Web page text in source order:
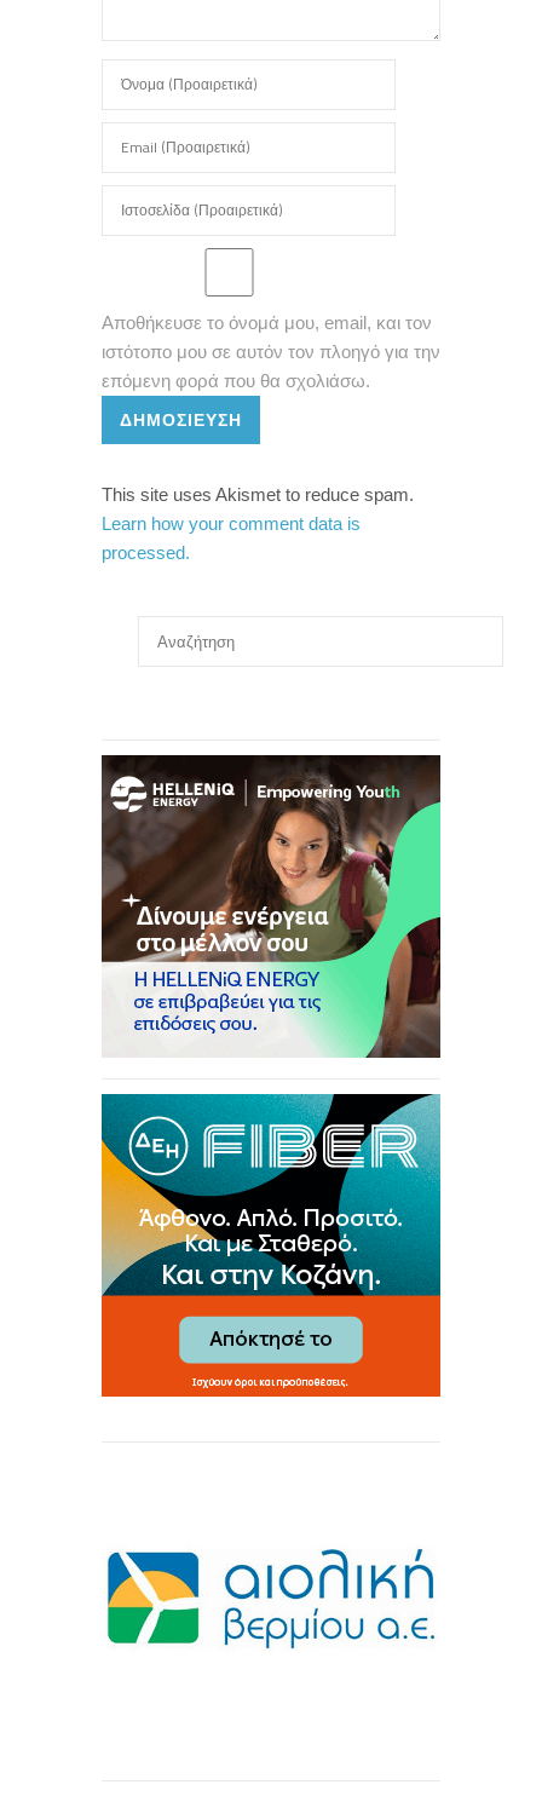
Αποθήκευσε το όνομά μου, email, και τον
ιστότοπο μου σε αυτόν τον πλοηγό για την
επόμενη φορά που θα σχολιάσω.
ΔΗΜΟΣΊΕΥΣΗ
This site uses Akismet to reduce spam.
Learn how your comment data is
processed.